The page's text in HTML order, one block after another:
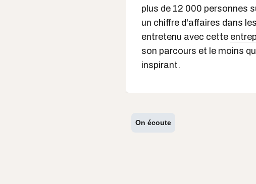
plus de 12 000 personnes
un chiffre d'affaires dans
entretenu avec cette
son parcours et le moins
inspirant.
On écoute